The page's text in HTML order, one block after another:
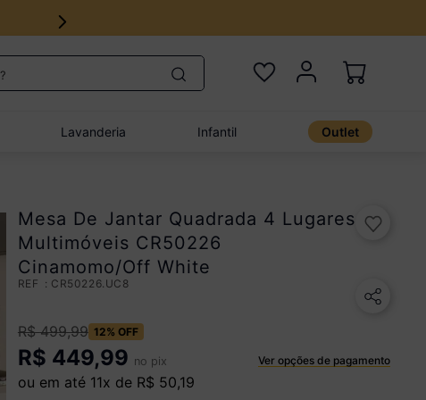
Lavanderia Infantil Outlet
Mesa De Jantar Quadrada 4 Lugares
Multimóveis CR50226
Cinamomo/Off White
: CR50226.UC8
R$ 499,99 12% OFF
R$ 449,99 no pix Ver opções de pagamento
ou em até 11x de R$ 50,19